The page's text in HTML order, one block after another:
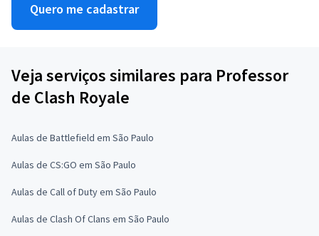
Quero me cadastrar
Veja serviços similares para Professor
de Clash Royale
Aulas de Battlefield em São Paulo
Aulas de CS:GO em São Paulo
Aulas de Call of Duty em São Paulo
Aulas de Clash Of Clans em São Paulo